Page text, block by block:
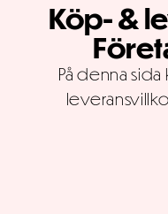
Köp- &
På denna